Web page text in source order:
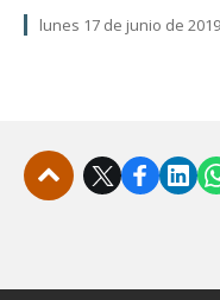
lunes 17 de junio de 2019